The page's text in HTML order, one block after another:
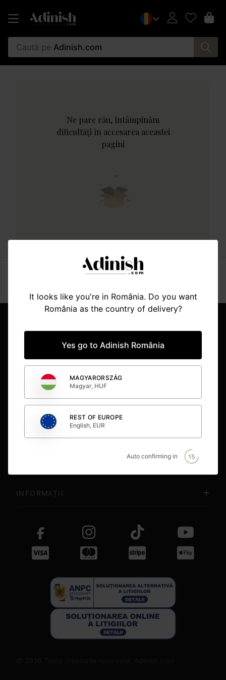
Caută pe Adinish.com
Ne pare rău, întâmpinăm
dificultăți în accesarea aceastei
pagini
Item
BUCUREȘTI
CLUJ NAPOCA
TIMIȘOARA
BUDAPESTA
CONCEPT STORE
INFORMAȚII
It looks like you're in România. Do you want
România as the country of delivery?
Yes go to Adinish România
MAGYARORSZÁG
Magyar, HUF
REST OF EUROPE
English, EUR
Auto confirming in 15